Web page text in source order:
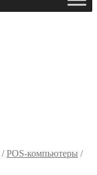
/POS-компьютеры /